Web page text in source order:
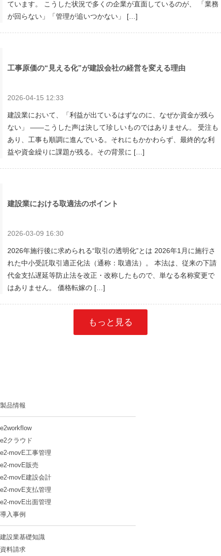
ています。 こうした状況で多くの企業が直面しているのが、 「業務
が回らない」「管理が追いつかない」 […]
工事原価の“見える化”が建設会社の経営を変える理由
2026-04-15 12:33
建設業において、「利益が出ているはずなのに、なぜか資金が残ら
ない」 ――こうした声は決して珍しいものではありません。 受注も
あり、工事も順調に進んでいる。それにもかかわらず、最終的な利
益や資金繰りに課題が残る。その背景に […]
建設業における取適法のポイント
2026-03-09 16:30
2026年施行後に求められる“取引の透明化”とは 2026年1月に施行さ
れた中小受託取引適正化法（通称：取適法）。 本法は、従来の下請
代金支払遅延等防止法を改正・改称したもので、単なる名称変更で
はありません。 価格転嫁の […]
もっと見る
製品情報
e2workflow
e2クラウド
e2-movE工事管理
e2-movE販売
e2-movE建設会計
e2-movE支払管理
e2-movE出面管理
導入事例
建設業基礎知識
資料請求